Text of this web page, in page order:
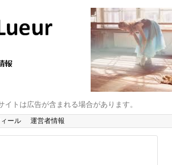
トは広告が含まれる場合があります。
ール 運営者情報